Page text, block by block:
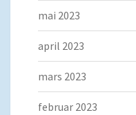
mai 2023
april 2023
mars 2023
februar 2023